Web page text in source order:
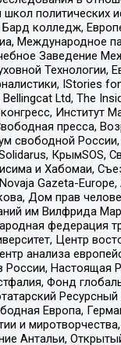
колледж,
Заведение
IStories
Ltd, The
пресса,
свободной
КрымSOS,
и Хабомаи,
Gazeta-
Дом прав
им Вилфрида
федерация
Центр
анализа
Настоящая
Фонд
Европа,
и
Антальи,